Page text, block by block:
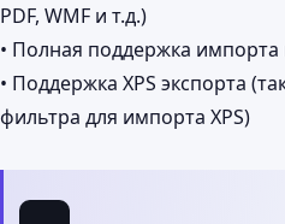
PDF, WMF и т.д.)
• Полная поддержка импорта
• Поддержка XPS экспорта
фильтра для импорта XPS)